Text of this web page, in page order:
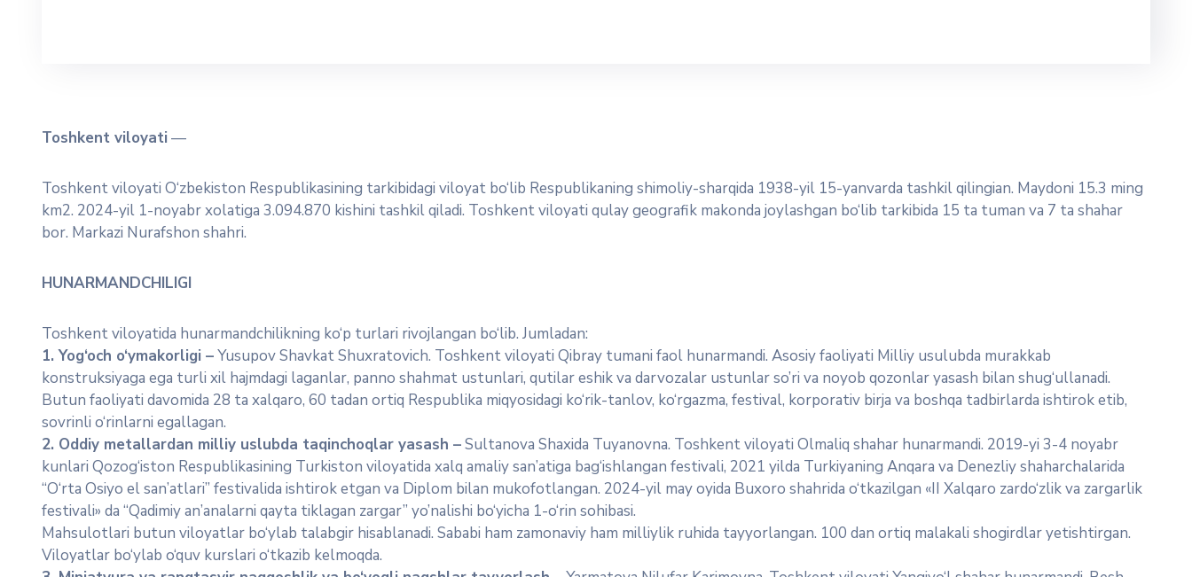
Toshkent viloyati —
Toshkent viloyati O‘zbekiston Respublikasining tarkibidagi viloyat bo‘lib Respublikaning shimoliy-sharqida 1938-yil 15-yanvarda tashkil qilingian. Maydoni 15.3 ming
km2. 2024-yil 1-noyabr xolatiga 3.094.870 kishini tashkil qiladi. Toshkent viloyati qulay geografik makonda joylashgan bo‘lib tarkibida 15 ta tuman va 7 ta shahar
bor. Markazi Nurafshon shahri.
HUNARMANDCHILIGI
Toshkent viloyatida hunarmandchilikning ko‘p turlari rivojlangan bo‘lib. Jumladan:
1. Yog‘och o‘ymakorligi –Yusupov Shavkat Shuxratovich. Toshkent viloyati Qibray tumani faol hunarmandi. Asosiy faoliyati Milliy usulubda murakkab
konstruksiyaga ega turli xil hajmdagi laganlar, panno shahmat ustunlari, qutilar eshik va darvozalar ustunlar so’ri va noyob qozonlar yasash bilan shug‘ullanadi.
Butun faoliyati davomida 28 ta xalqaro, 60 tadan ortiq Respublika miqyosidagi ko‘rik-tanlov, ko‘rgazma, festival, korporativ birja va boshqa tadbirlarda ishtirok etib,
sovrinli o‘rinlarni egallagan.
2. Oddiy metallardan milliy uslubda taqinchoqlar yasash –Sultanova Shaxida Tuyanovna. Toshkent viloyati Olmaliq shahar hunarmandi. 2019-yi 3-4 noyabr
kunlari Qozog‘iston Respublikasining Turkiston viloyatida xalq amaliy san’atiga bag‘ishlangan festivali, 2021 yilda Turkiyaning Anqara va Denezliy shaharchalarida
“O‘rta Osiyo el san’atlari” festivalida ishtirok etgan va Diplom bilan mukofotlangan. 2024-yil may oyida Buxoro shahrida o‘tkazilgan «II Xalqaro zardo‘zlik va zargarlik
festivali» da “Qadimiy an’analarni qayta tiklagan zargar” yo’nalishi bo‘yicha 1-o‘rin sohibasi.
Mahsulotlari butun viloyatlar bo‘ylab talabgir hisablanadi. Sababi ham zamonaviy ham milliylik ruhida tayyorlangan. 100 dan ortiq malakali shogirdlar yetishtirgan.
Viloyatlar bo‘ylab o‘quv kurslari o‘tkazib kelmoqda.